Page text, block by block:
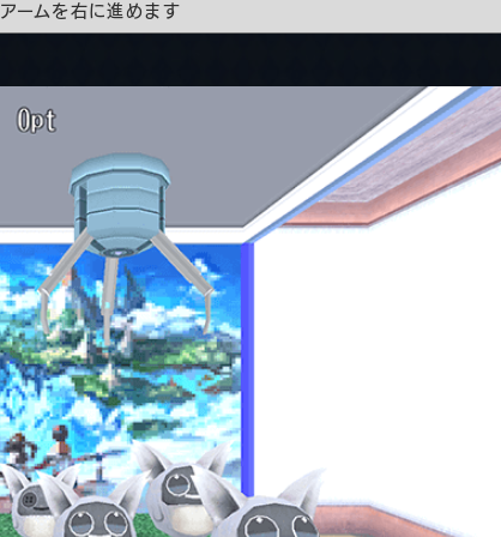
アームを右に進めます